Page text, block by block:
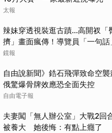
太報
辣妹穿透視裝逛古蹟…高開衩「
擠」畫面瘋傳！導覽員「一句話
讚
鏡報
自由說新聞》鋯石飛彈致命空襲
俄驚爆骨牌效應恐全面失控
自由電子報
夫妻闖「無人辦公室」大戰2回
被養大 她後悔：有點上癮了